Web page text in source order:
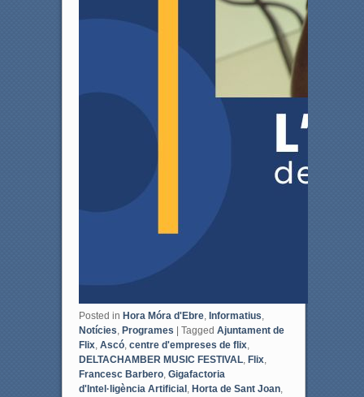
Posted in Hora Móra d'Ebre, Informatius,
Notícies, Programes Tagged Ajuntament de
Flix, Ascó, centre d'empreses de flix,
DELTACHAMBER MUSIC FESTIVAL, Flix,
Francesc Barbero, Gigafactoria
d'Intel·ligència Artificial , Horta de Sant Joan,